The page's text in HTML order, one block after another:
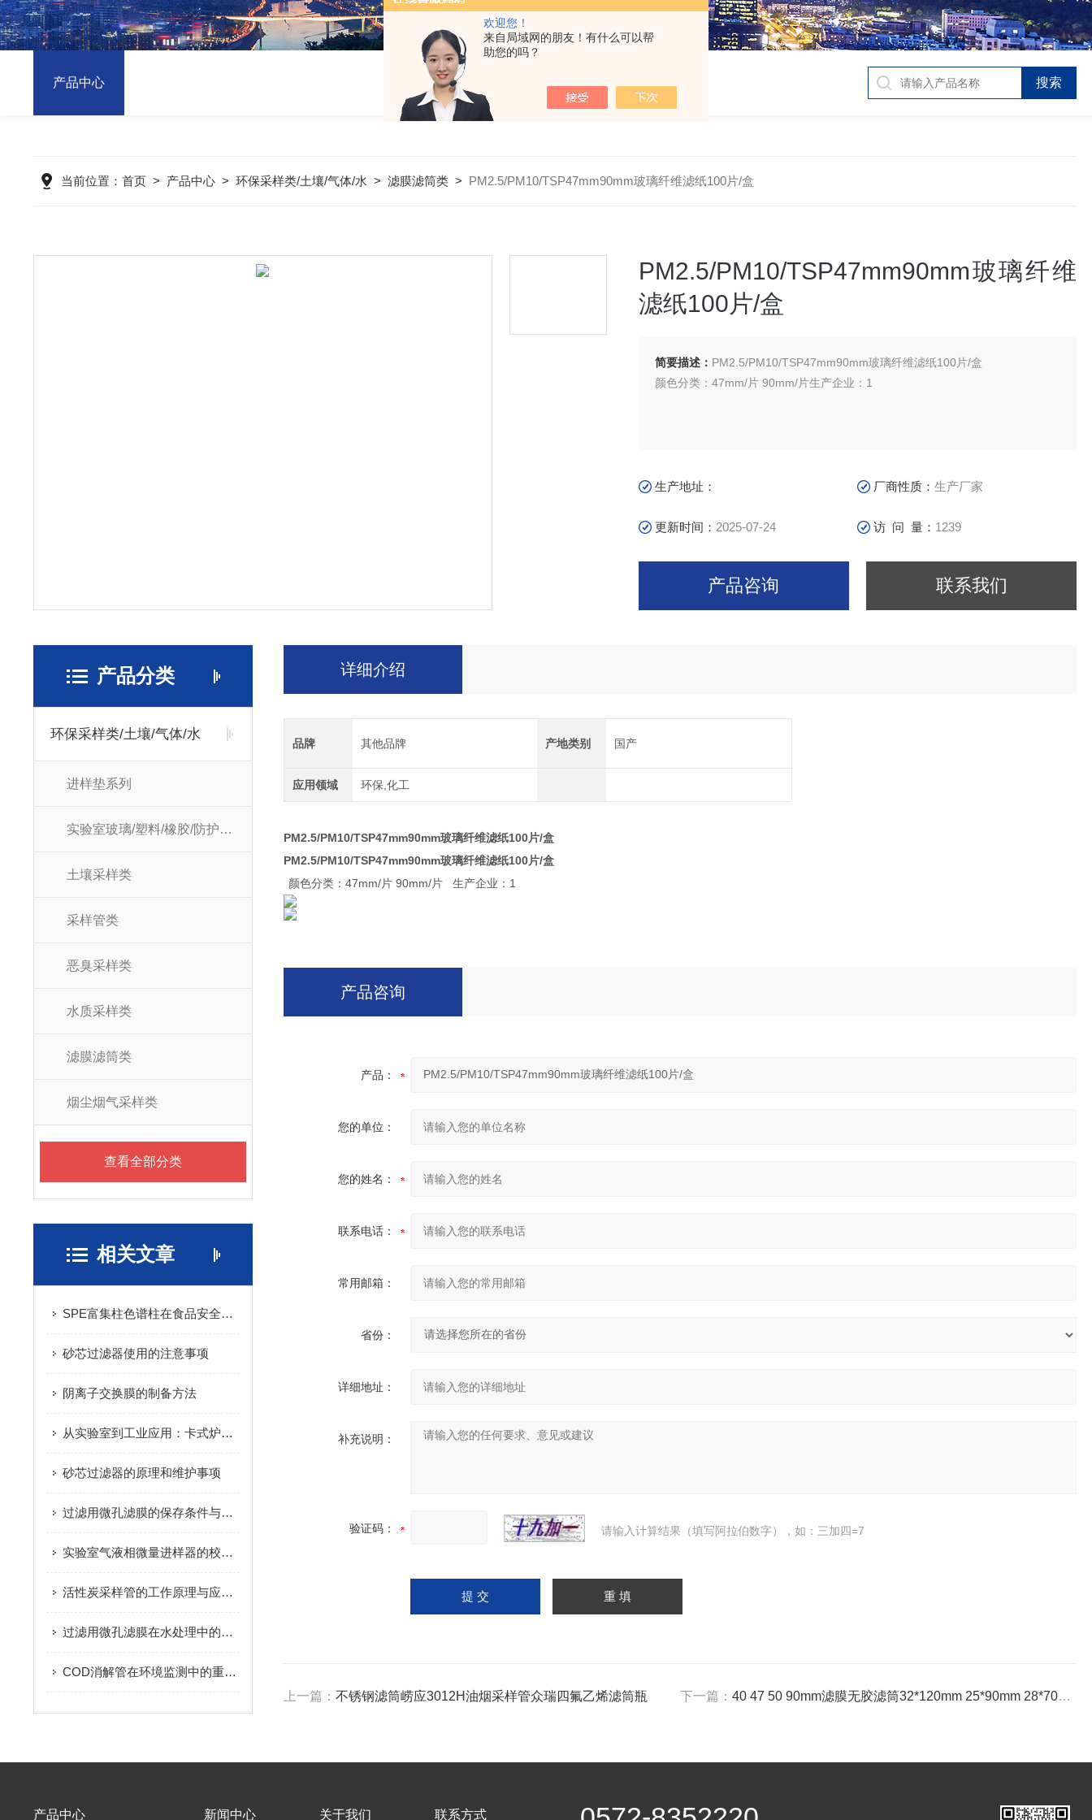
欢迎您！
来自局域网的朋友！有什么可以帮
助您的吗？
产品中心
当前位置： 首页> 产品中心> 环保采样类/土壤/气体/水 > 滤膜滤筒类> PM2.5/PM10/TSP47mm90mm玻璃纤维滤纸100片/盒
PM2.5/PM10/TSP47mm90mm玻璃纤维
滤纸100片/盒
简要描述： PM2.5/PM10/TSP47mm90mm玻璃纤维滤纸100片/盒
颜色分类：47mm/片 90mm/片生产企业：1
生产地址： 厂商性质：生产厂家
更新时间： 2025-07-24 访 问 量： 1239
产品咨询 联系我们
产品分类
环保采样类/土壤/气体/水
进样垫系列
实验室玻璃/塑料/橡胶/防护耗材
土壤采样类
采样管类
恶臭采样类
水质采样类
滤膜滤筒类
烟尘烟气采样类
查看全部分类
相关文章
SPE富集柱色谱柱在食品安全检测中的重要性
砂芯过滤器使用的注意事项
阴离子交换膜的制备方法
从实验室到工业应用：卡式炉样品瓶的多重功能解析
砂芯过滤器的原理和维护事项
过滤用微孔滤膜的保存条件与存储技巧
实验室气液相微量进样器的校准方法
活性炭采样管的工作原理与应用分析
过滤用微孔滤膜在水处理中的关键作用
COD消解管在环境监测中的重要性和作用
详细介绍
品牌 其他品牌 产地类别 国产
应用领域 环保,化工
PM2.5/PM10/TSP47mm90mm玻璃纤维滤纸100片/盒
PM2.5/PM10/TSP47mm90mm玻璃纤维滤纸100片/盒
颜色分类：47mm/片 90mm/片
生产企业：1
产品咨询
产品：
您的单位：
您的姓名：
联系电话：
常用邮箱：
省份：
详细地址：
补充说明：
验证码： 请输入计算结果（填写阿拉伯数字），如：三加四=7
上一篇：不锈钢滤筒崂应3012H油烟采样管众瑞四氟乙烯滤筒瓶 下一篇：40 47 50 90mm滤膜无胶滤筒32*120mm 25*90mm 28*70mm 石英纤维滤筒
产品中心 新闻中心 关于我们 联系方式